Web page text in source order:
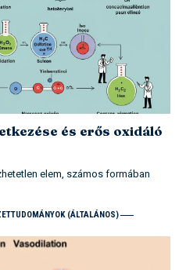
és erős oxidáló
elem, számos formában
(ÁLTALÁNOS)